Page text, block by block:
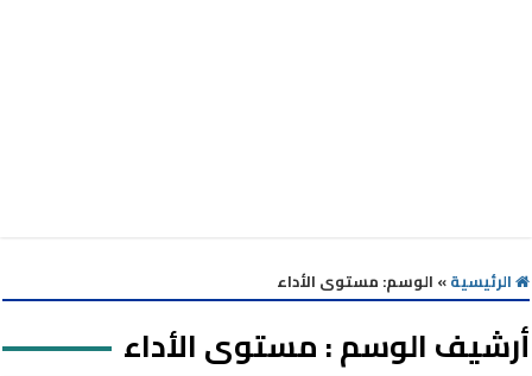
الرئيسية» الوسم: مستوى الأداء
أرشيف الوسم :مستوى الأداء